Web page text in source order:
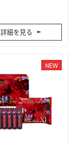
詳細を見る
NEW